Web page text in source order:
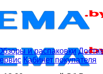
и распаковки
Кабинет покупателя